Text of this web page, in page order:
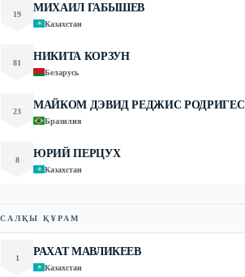
19
МИХАИЛ ГАБЫШЕВ
Казахстан
81
НИКИТА КОРЗУН
Беларусь
23
МАЙКОМ ДЭВИД РЕДЖИС РОДРИГЕС
Бразилия
8
ЮРИЙ ПЕРЦУХ
Казахстан
ҚҰРАМ
1
РАХАТ МАВЛИКЕЕВ
Казахстан